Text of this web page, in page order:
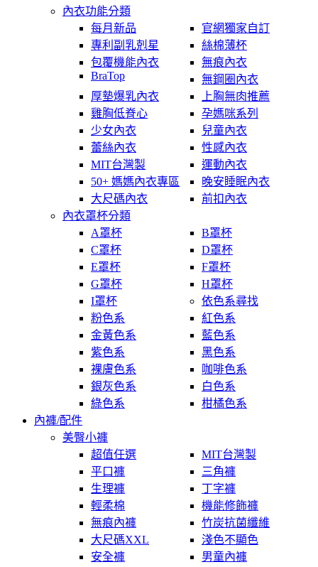
內衣功能分類
每月新品
官網獨家自訂
專利副乳剋星
絲棉薄杯
包覆機能內衣
無痕內衣
BraTop
無鋼圈內衣
厚墊爆乳內衣
上胸無肉推薦
雞胸低脊心
孕媽咪系列
少女內衣
兒童內衣
蕾絲內衣
性感內衣
MIT台灣製
運動內衣
50+ 媽媽內衣專區
晚安睡眠內衣
大尺碼內衣
前扣內衣
內衣罩杯分類
A罩杯
B罩杯
C罩杯
D罩杯
E罩杯
F罩杯
G罩杯
H罩杯
I罩杯
依色系尋找
粉色系
紅色系
金黃色系
藍色系
紫色系
黑色系
裸膚色系
咖啡色系
銀灰色系
白色系
綠色系
柑橘色系
內褲/配件
美臀小褲
超值任選
MIT台灣製
平口褲
三角褲
生理褲
丁字褲
輕柔棉
機能修飾褲
無痕內褲
竹炭抗菌纖維
大尺碼XXL
淺色不顯色
安全褲
男童內褲